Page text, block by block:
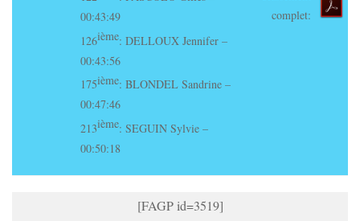
00:43:49
126ième: DELLOUX Jennifer –
00:43:56
175ième: BLONDEL Sandrine –
00:47:46
213ième: SEGUIN Sylvie –
00:50:18
complet:
[FAGP id=3519]